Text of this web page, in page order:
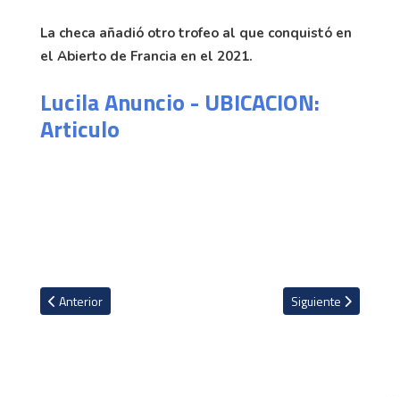
La checa añadió otro trofeo al que conquistó en
el Abierto de Francia en el 2021.
Lucila Anuncio - UBICACION:
Articulo
Artículo anterior: Carlos Alcaraz le pasa por encima a Djokovic y
Anterior Artículo siguiente:
Siguiente